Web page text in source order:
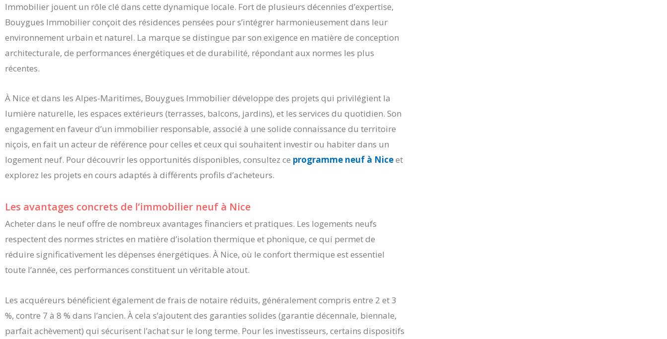
Immobilier jouent un rôle clé dans cette dynamique locale. Fort de plusieurs décennies d’expertise,
Bouygues Immobilier conçoit des résidences pensées pour s’intégrer harmonieusement dans leur
environnement urbain et naturel. La marque se distingue par son exigence en matière de conception
architecturale, de performances énergétiques et de durabilité, répondant aux normes les plus
récentes.
À Nice et dans les Alpes-Maritimes, Bouygues Immobilier développe des projets qui privilégient la
lumière naturelle, les espaces extérieurs (terrasses, balcons, jardins), et les services du quotidien. Son
engagement en faveur d’un immobilier responsable, associé à une solide connaissance du territoire
niçois, en fait un acteur de référence pour celles et ceux qui souhaitent investir ou habiter dans un
logement neuf. Pour découvrir les opportunités disponibles, consultez ce programme neuf à Niceet
explorez les projets en cours adaptés à différents profils d’acheteurs.
Les avantages concrets de l’immobilier neuf à Nice
Acheter dans le neuf offre de nombreux avantages financiers et pratiques. Les logements neufs
respectent des normes strictes en matière d’isolation thermique et phonique, ce qui permet de
réduire significativement les dépenses énergétiques. À Nice, où le confort thermique est essentiel
toute l’année, ces performances constituent un véritable atout.
Les acquéreurs bénéficient également de frais de notaire réduits, généralement compris entre 2 et 3
%, contre 7 à 8 % dans l’ancien. À cela s’ajoutent des garanties solides (garantie décennale, biennale,
parfait achèvement) qui sécurisent l’achat sur le long terme. Pour les investisseurs, certains dispositifs